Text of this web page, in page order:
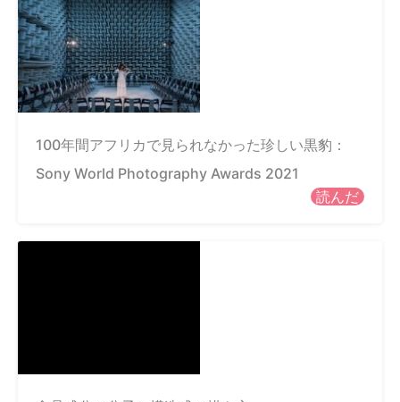
100年間アフリカで見られなかった珍しい黒豹：
Sony World Photography Awards 2021
読んだ